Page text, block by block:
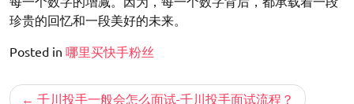
珍贵的回忆和一段美好的未来。
Posted in 哪里买快手粉丝
文 千川投手一般会怎么面试-千川投手面试流程？